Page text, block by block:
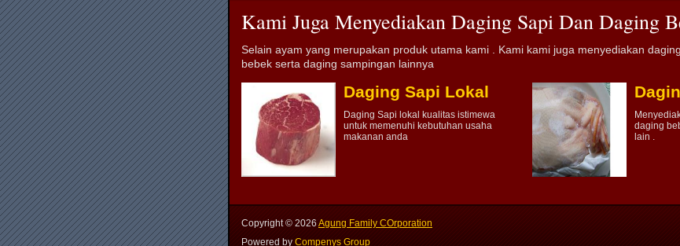
Kami Juga Menyediakan Daging Sapi Dan Daging
Selain ayam yang merupakan produk utama kami . Kami kami juga menyediakan
bebek serta daging sampingan lainnya
Daging Sapi Lokal
Daging Sapi lokal kualitas istimewa
untuk memenuhi kebutuhan usaha
makanan anda
daging
lain .
Copyright © 2026 Agung Family COrporation
Powered by Compenys Group